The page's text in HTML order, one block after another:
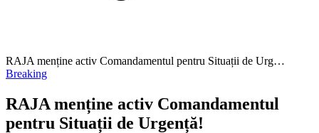
RAJA menține activ Comandamentul pentru Situații de Urg…
Breaking
RAJA menține activ Comandamentul
pentru Situații de Urgență!